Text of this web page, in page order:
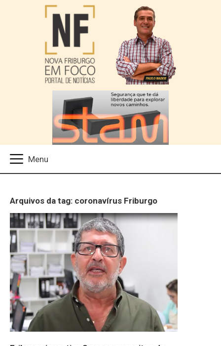
Arquivos da tag: coronavírus Friburgo